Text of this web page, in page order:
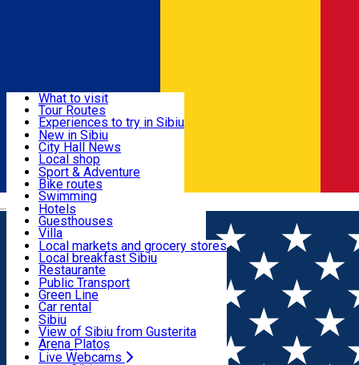
Română
Useful info
Activities & Adventure
Accommodation
Food, Drinks & Nightlife
Transport & Parking
Live Webcams
What to visit
Tour Routes
Experiences to try in Sibiu
Podcast
Culture
Museums
Churches
Parks, Zoo
County of Sibiu
New in Sibiu
City Hall News
Local shop
Sibiu artisans
Sibiul Verde
Public services
Education
How do I get to Sibiu
Tourist Info
Tour Guides
Guided tours
Publicații locale
Beauty salons
Sport & Adventure
Bike routes
Swimming
Riding
Indoor activities
Loc de joacă indoor
Loc de joacă outdoor
Ski
Ice skating
Yoga
Hotels
Guesthouses
Villa
Hostels
Motel
Camping
Renting rooms
Rooms for rent
Accommodation outside Sibiu
Local markets and grocery stores
Local breakfast Sibiu
Restaurante
Pizza
Fast Food
Coffee
Sweets
Pub, Bar
Night clubs
Bakeries
Public Transport
Green Line
Car rental
Rent a bike
Scooter rentals
Taxi
Ride Sharing
Sibiu
View of Sibiu from Gusterita
Arena Platoș
Live Webcams